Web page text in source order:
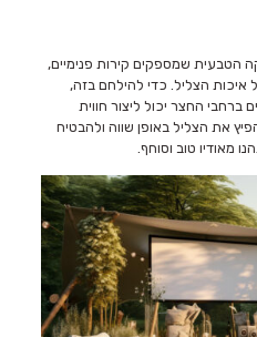
הטבעית שמספקים קירות פנימיים,
הצליל. כדי להילחם בזה,
החצר יכול ליצור חווית
את הצליל באופן שווה ולהבטיח
מאודיו טוב וסוחף.